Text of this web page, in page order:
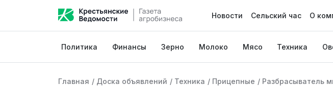
Новости Сельский час О
Политика Финансы Зерно Молоко Мясо Техника
Главная / Доска объявлений / Техника / Прицепные / Разбрасыватель